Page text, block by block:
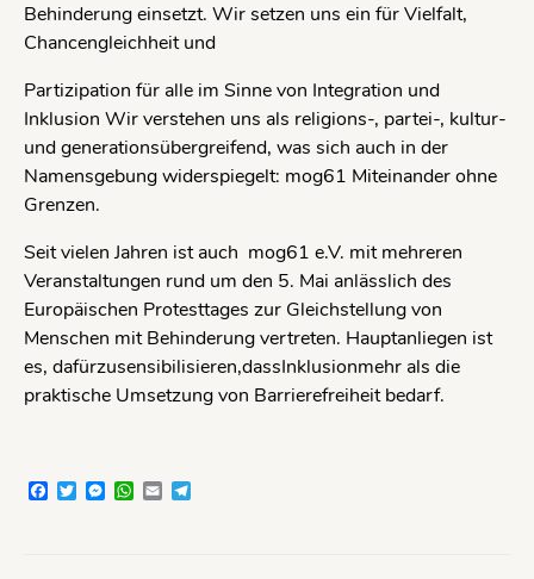
Behinderung einsetzt. Wir setzen uns ein für Vielfalt,
Chancengleichheit und
Partizipation für alle im Sinne von Integration und
Inklusion Wir verstehen uns als religions-, partei-, kultur-
und generationsübergreifend, was sich auch in der
Namensgebung widerspiegelt: mog61 Miteinander ohne
Grenzen.
Seit vielen Jahren ist auch mog61 e.V. mit mehreren
Veranstaltungen rund um den 5. Mai anlässlich des
Europäischen Protesttages zur Gleichstellung von
Menschen mit Behinderung vertreten. Hauptanliegen ist
es, dafürzusensibilisieren,dassInklusionmehr als die
praktische Umsetzung von Barrierefreiheit bedarf.
Facebook
TwitterMessenger
WhatsApp
Email